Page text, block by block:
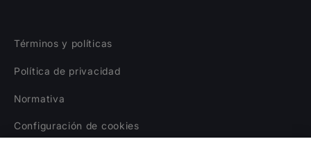
Términos y políticas
Política de privacidad
Normativa
Configuración de cookies